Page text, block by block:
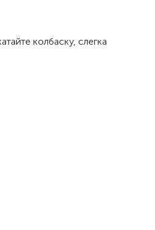
колбаску, слегка